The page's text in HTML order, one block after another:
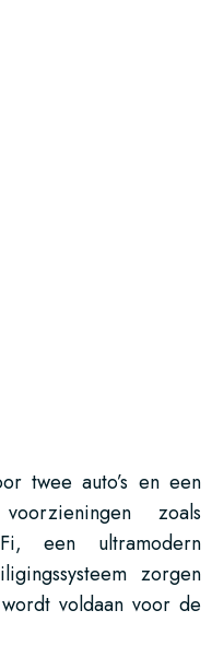
twee auto’s en een
zoals
een ultramodern
zorgen
voldaan voor de